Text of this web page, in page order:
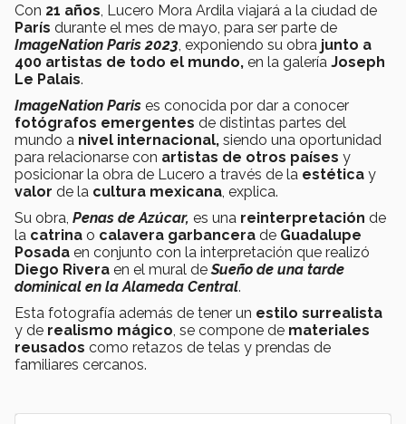
Con 21 años , Lucero Mora Ardila viajará a la ciudad de
París durante el mes de mayo, para ser parte de
ImageNation Paris 2023 , exponiendo su obra junto a
400 artistas de todo el mundo, en la galería Joseph
Le Palais.
ImageNation Paris es conocida por dar a conocer
fotógrafos emergentes de distintas partes del
mundo a nivel internacional, siendo una oportunidad
para relacionarse con artistas de otros países y
posicionar la obra de Lucero a través de la estética y
valor de la cultura mexicana , explica.
Su obra, Penas de Azúcar, es una reinterpretación de
la catrina o calavera garbancera de Guadalupe
Posada en conjunto con la interpretación que realizó
Diego Rivera en el mural deSueño de una tarde
dominical en la Alameda Central.
Esta fotografía además de tener un estilo surrealista
y de realismo mágico , se compone de materiales
reusados como retazos de telas y prendas de
familiares cercanos.